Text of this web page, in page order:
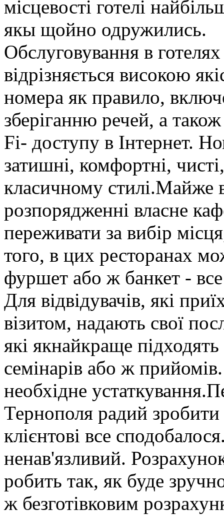
місцевості готелі
якы щойно одружились.
Обслуговування в
відрізняється високою
номера як правило,
зберіганню речей, а
Fi- доступу в Інтернет.
затишні, комфортні,
класичному стилі.Майже
розпорядженні власне
переживати за вибір
того, в цих ресторанах
фуршет або ж банкет -
Для відвідувачів, які
візитом, надають свої
які якнайкраще
семінарів або ж
необхідне
Тернополя радий
клієнтові все
ненав'язливий.
робить так, як буде
ж безготівковим